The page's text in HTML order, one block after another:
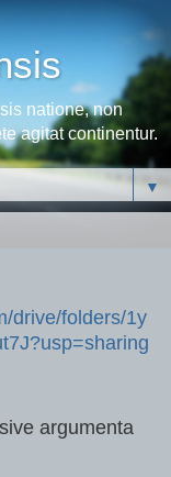
natione, non
agitat continentur.
▼
drive/folders/1y
argumenta